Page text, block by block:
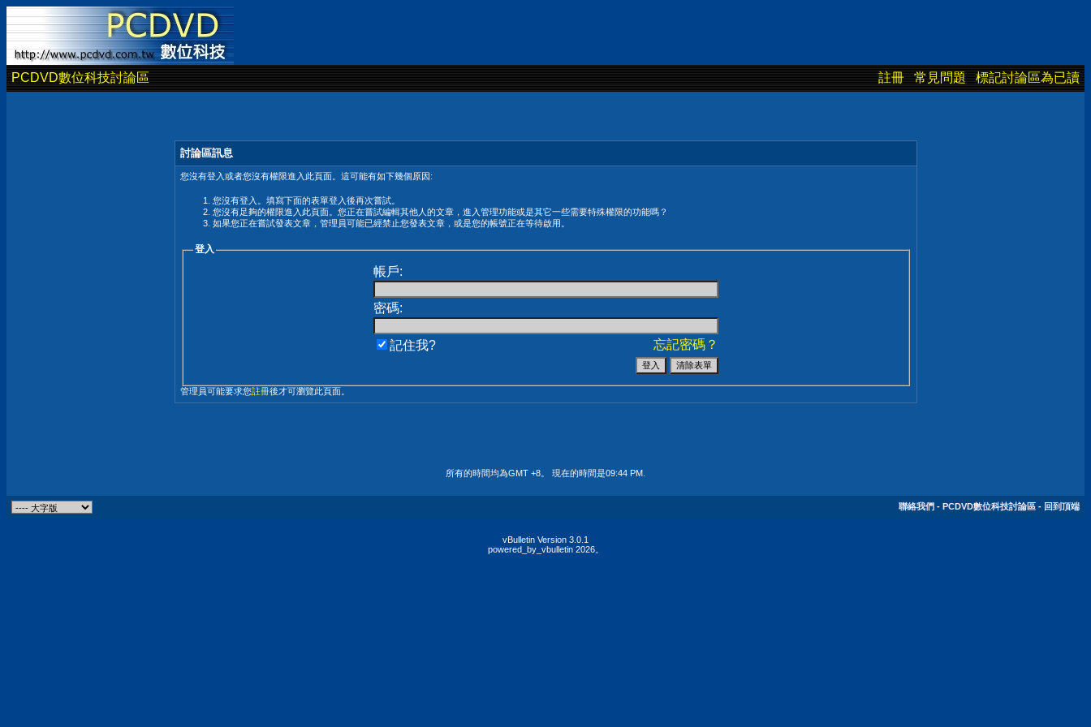
PCDVD數位科技討論區 註冊 常見問題 標記討論區為已讀
討論區訊息
您沒有登入或者您沒有權限進入此頁面。這可能有如下幾個原因:
您沒有登入。填寫下面的表單登入後再次嘗試。
您沒有足夠的權限進入此頁面。您正在嘗試編輯其他人的文章，進入管理功能或是其它一些需要特殊權限的功能嗎？
如果您正在嘗試發表文章，管理員可能已經禁止您發表文章，或是您的帳號正在等待啟用。
登入
帳戶:
密碼:
忘記密碼？
記住我?
管理員可能要求您註冊後才可瀏覽此頁面。
所有的時間均為GMT +8。 現在的時間是09:44 PM
聯絡我們 - PCDVD數位科技討論區 - 回到頂端
vBulletin Version 3.0.1
powered_by_vbulletin 2026。